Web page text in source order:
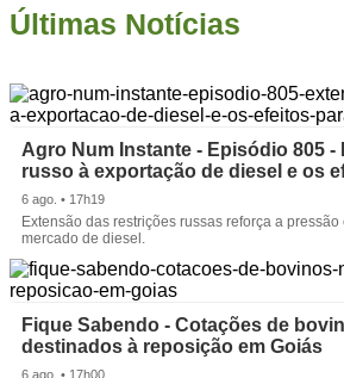
Últimas Notícias
Agro Num Instante - Episódio 805
russo à exportação de diesel e os
6 ago. • 17h19
Extensão das restrições russas reforça a
mercado de diesel.
Fique Sabendo - Cotações de
destinados à reposição em Goiás
6 ago. • 17h00